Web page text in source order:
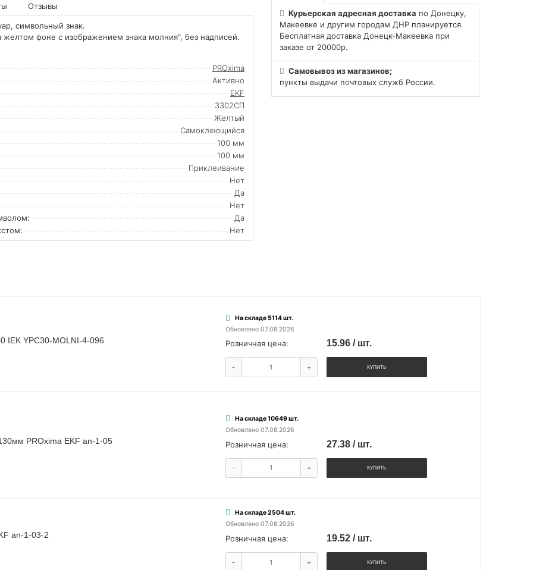
Курьерская адресная доставка по Донецку,
Макеевке и другим городам ДНР планируется.
Бесплатная доставка Донецк-Макеевка при
заказе от 20000р.
Самовывоз из магазинов;
пункты выдачи почтовых служб России.
Отзывы
символьный знак.
желтом фоне с изображением знака молния", без надписей.
PROxima
Активно
EKF
3302СП
Желтый
Самоклеющийся
100 мм
100 мм
Приклеивание
Нет
Да
Нет
Да
Нет
IEK YPC30-MOLNI-4-096
На складе 5114 шт.
Обновлено 07.08.2026
Розничная цена: 15.96 / шт.
- + КУПИТЬ
PROxima EKF an-1-05
На складе 10649 шт.
Обновлено 07.08.2026
Розничная цена: 27.38 / шт.
- + КУПИТЬ
an-1-03-2
На складе 2504 шт.
Обновлено 07.08.2026
Розничная цена: 19.52 / шт.
- + КУПИТЬ